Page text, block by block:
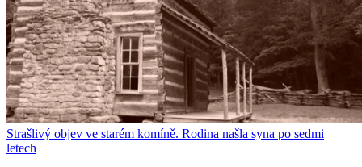
Strašlivý objev ve starém komíně. Rodina našla syna po sedmi
letech